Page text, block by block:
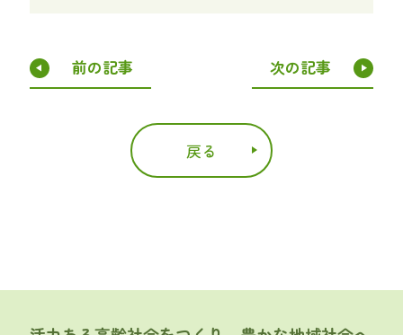
前の記事 次の記事
戻る